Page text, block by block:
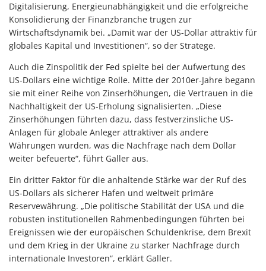
Digitalisierung, Energieunabhängigkeit und die erfolgreiche
Konsolidierung der Finanzbranche trugen zur
Wirtschaftsdynamik bei. „Damit war der US-Dollar attraktiv für
globales Kapital und Investitionen“, so der Stratege.
Auch die Zinspolitik der Fed spielte bei der Aufwertung des
US-Dollars eine wichtige Rolle. Mitte der 2010er-Jahre begann
sie mit einer Reihe von Zinserhöhungen, die Vertrauen in die
Nachhaltigkeit der US-Erholung signalisierten. „Diese
Zinserhöhungen führten dazu, dass festverzinsliche US-
Anlagen für globale Anleger attraktiver als andere
Währungen wurden, was die Nachfrage nach dem Dollar
weiter befeuerte“, führt Galler aus.
Ein dritter Faktor für die anhaltende Stärke war der Ruf des
US-Dollars als sicherer Hafen und weltweit primäre
Reservewährung. „Die politische Stabilität der USA und die
robusten institutionellen Rahmenbedingungen führten bei
Ereignissen wie der europäischen Schuldenkrise, dem Brexit
und dem Krieg in der Ukraine zu starker Nachfrage durch
internationale Investoren“, erklärt Galler.